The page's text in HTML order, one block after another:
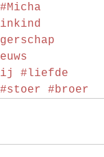
#Micha
#liefde
#stoer #broer